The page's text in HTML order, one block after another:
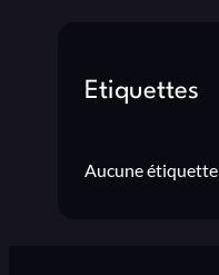
Etiquettes
Aucune étiquette